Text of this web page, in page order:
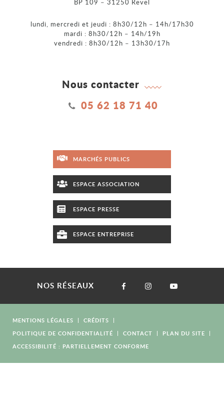
lundi, mercredi et jeudi : 8h30/12h – 14h/17h30
mardi : 8h30/12h – 14h/19h
vendredi : 8h30/12h – 13h30/17h
Nous contacter
05 62 18 71 40
MARCHÉS PUBLICS
ESPACE ASSOCIATION
ESPACE PRESSE
ESPACE ENTREPRISE
NOS RÉSEAUX
MENTIONS LÉGALES
CRÉDITS
POLITIQUE DE CONFIDENTIALITÉ
CONTACT
PLAN DU SITE
ACCESSIBILITÉ : PARTIELLEMENT CONFORME